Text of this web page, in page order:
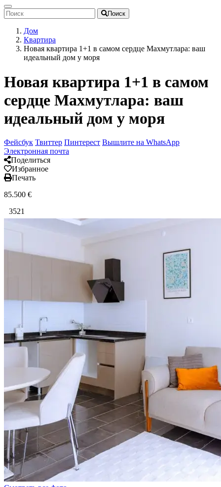
Поиск
Дом
Квартира
Новая квартира 1+1 в самом сердце Махмутлара: ваш
идеальный дом у моря
Новая квартира 1+1 в самом
сердце Махмутлара: ваш
идеальный дом у моря
Фейсбук Твиттер Пинтерест Вышлите на WhatsApp
Электронная почта
Поделиться
Избранное
Печать
85.500 €
3521